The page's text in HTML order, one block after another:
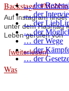
Backstage:
Auf Instagram
unter dem Hashtag
Leben gerufen von
[weiterlesen]
Was
… der
… der
… der
… der
… der Wege
… der
… der